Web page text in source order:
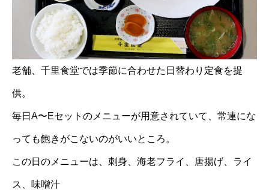
老舗、千里食堂では季節に合わせた日替わり定食を提
供。
毎日A〜Eセットのメニューが用意されていて、常連にな
っても飽きがこないのがいいところ。
この日のメニューは、刺身、海老フライ、唐揚げ、ライ
ス、味噌汁